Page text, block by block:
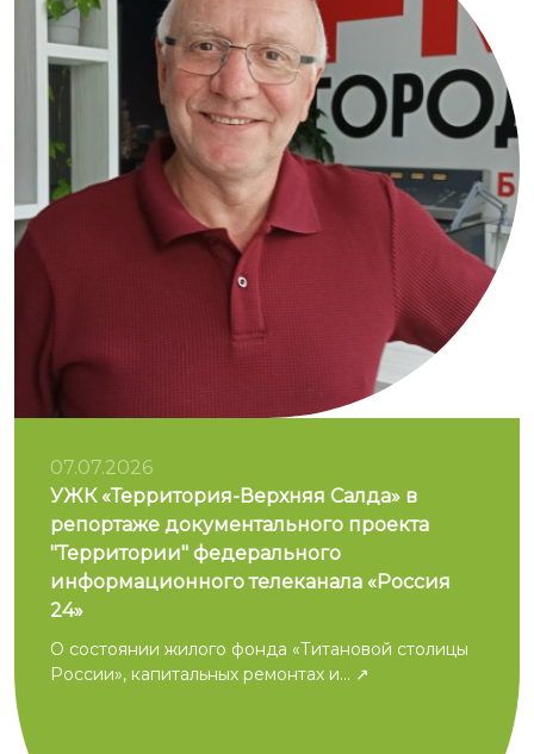
07.07.2026
УЖК «Территория-Верхняя Салда» в
репортаже документального проекта
"Территории" федерального
информационного телеканала «Россия
24»
О состоянии жилого фонда «Титановой столицы
России», капитальных ремонтах и...